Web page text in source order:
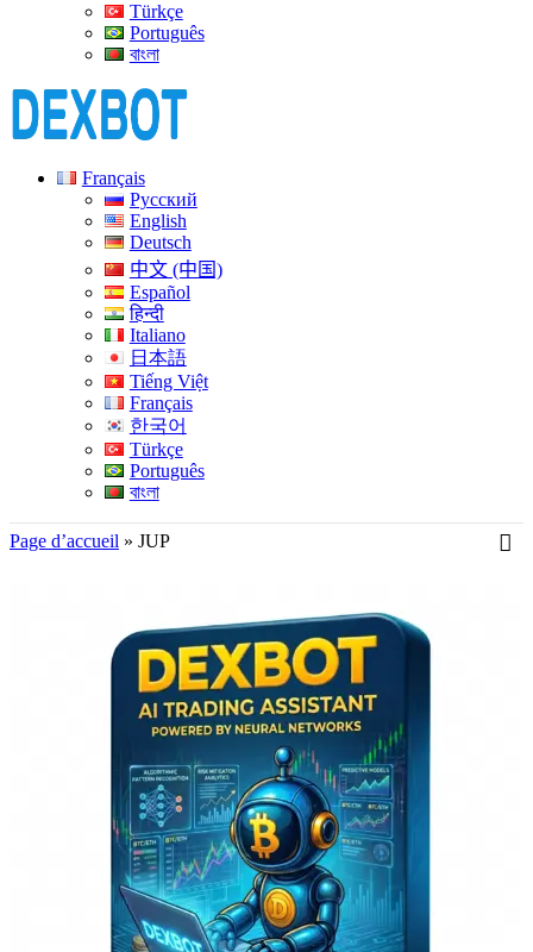
Türkçe
Português
বাংলা
Français
Русский
English
Deutsch
中文 (中国)
Español
हिन्दी
Italiano
日本語
Tiếng Việt
Français
한국어
Türkçe
Português
বাংলা
Page d’accueil » JUP